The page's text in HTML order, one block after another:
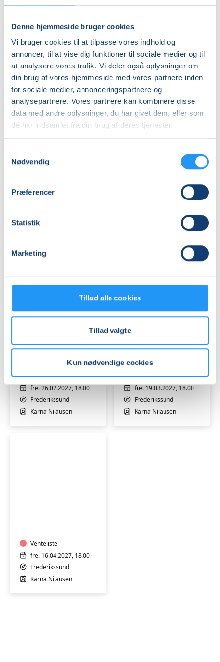
Denne hjemmeside bruger cookies
Vi bruger cookies til at tilpasse vores indhold og
annoncer, til at vise dig funktioner til sociale medier og til
at analysere vores trafik. Vi deler også oplysninger om
din brug af vores hjemmeside med vores partnere inden
for sociale medier, annonceringspartnere og
analysepartnere. Vores partnere kan kombinere disse
data med andre oplysninger, du har givet dem, eller som
de har indsamlet fra din brug af deres tjenester.
Nødvendig
Præferencer
Statistik
Marketing
Tillad alle cookies
Tillad valgte
Kun nødvendige cookies
tilskæring
-
weekendkursus
2.-4.
okt..
2026
Venteliste
fre. 02.10.2026, 18.00
Frederikssund
Karna Nilausen
tilskæring
-
weekendkursus
23.-25.
okt.
2026
Venteliste
fre. 23.10.2026, 18.00
Frederikssund
Karna Nilausen
Syning
tilskæring
27.-29.
fre. 27.11.2026, 18.00
fre. 29.01.2027, 18.00
og
tilskæring
weekendkursus
26.-28.
feb.
2027
Venteliste
fre. 26.02.2027, 18.00
Frederikssund
Karna Nilausen
Syning
og
tilskæring
-
weekendkursus
19.-21.
mar.
2027
Venteliste
fre. 19.03.2027, 18.00
Frederikssund
Karna Nilausen
weekendkursus
16.-18.
apr.
2027
Venteliste
fre. 16.04.2027, 18.00
Frederikssund
Karna Nilausen